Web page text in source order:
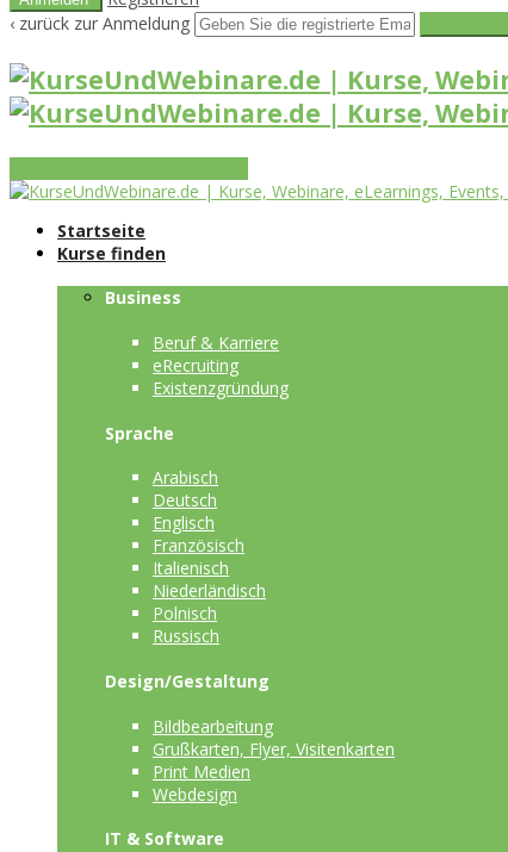
‹ zurück zur Anmeldung
Startseite
Kurse finden
Business
Beruf & Karriere
eRecruiting
Existenzgründung
Sprache
Arabisch
Deutsch
Englisch
Französisch
Italienisch
Niederländisch
Polnisch
Russisch
Design/Gestaltung
Bildbearbeitung
Grußkarten, Flyer, Visitenkarten
Print Medien
Webdesign
IT & Software